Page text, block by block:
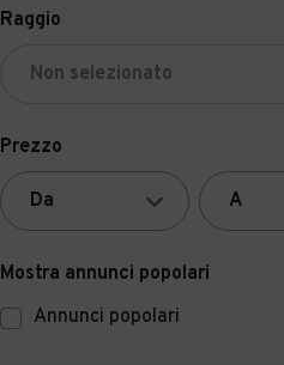
Raggio
Prezzo
Mostra annunci popolari
Annunci popolari